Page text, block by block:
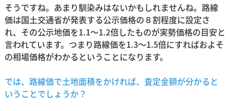
そうですね。あまり馴染みはないかもしれませんね。路線
価は国土交通省が発表する公示価格の８割程度に設定さ
れ、その公示地価を1.1～1.2倍したものが実勢価格の目安と
言われています。つまり路線価を1.3～1.5倍にすればおよそ
の相場価格がわかるということになります。
では、路線価で土地面積をかければ、査定金額が分かると
いうことでしょうか？